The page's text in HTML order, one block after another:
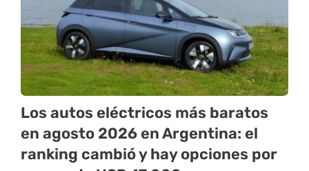
Los autos eléctricos más baratos
en agosto 2026 en Argentina: el
ranking cambió y hay opciones por